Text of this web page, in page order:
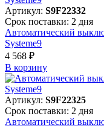
Артикул: S9F22332
Срок поставки: 2 дня
Автоматический
Systeme9
4 568 ₽
В корзинy
Артикул: S9F22325
Срок поставки: 2 дня
Автоматический